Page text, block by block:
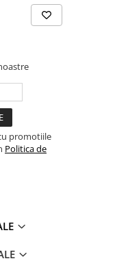
promotiile
Politica de